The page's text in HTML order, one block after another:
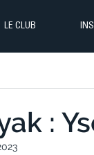
LE CLUB
: